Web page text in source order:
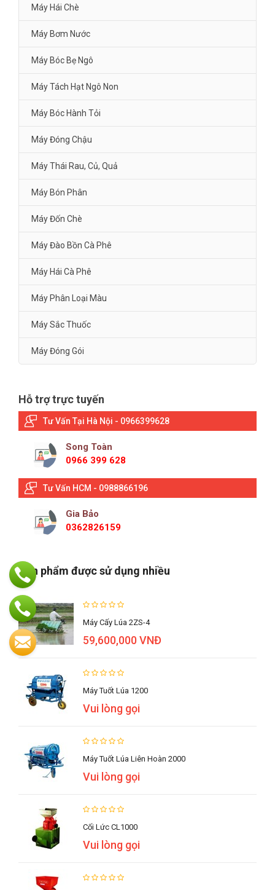
Máy Hái Chè
Máy Bơm Nước
Máy Bóc Bẹ Ngô
Máy Tách Hạt Ngô Non
Máy Bóc Hành Tỏi
Máy Đóng Chậu
Máy Thái Rau, Củ, Quả
Máy Bón Phân
Máy Đốn Chè
Máy Đào Bồn Cà Phê
Máy Hái Cà Phê
Máy Phân Loại Màu
Máy Sắc Thuốc
Máy Đóng Gói
Hỗ trợ trực tuyến
Tư Vấn Tại Hà Nội - 0966399628
Song Toàn
0966 399 628
Tư Vấn HCM - 0988866196
Gia Bảo
0362826159
Sản phẩm được sử dụng nhiều
Máy Cấy Lúa 2ZS-4
59,600,000 VNĐ
Máy Tuốt Lúa 1200
Vui lòng gọi
Máy Tuốt Lúa Liên Hoàn 2000
Vui lòng gọi
Cối Lức CL1000
Vui lòng gọi